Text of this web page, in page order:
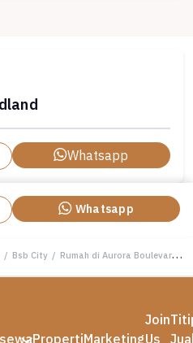
Whatsapp
Whatsapp
/ Bsb City / Rumah di Aurora Boulevard ,Bsb City Semarang ( Ls 8544)
PropertiMarketing
Join
Us